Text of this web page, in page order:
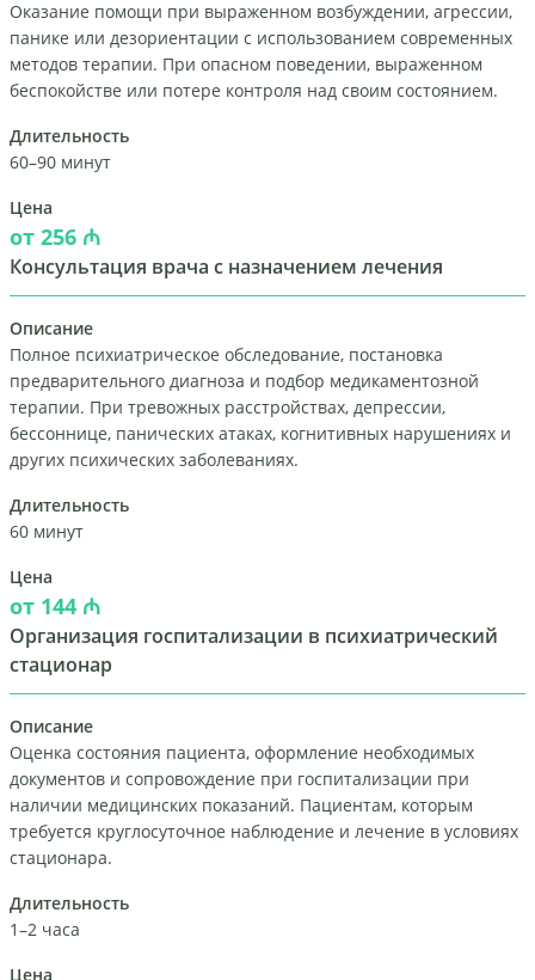
Оказание помощи при выраженном возбуждении, агрессии,
панике или дезориентации с использованием современных
методов терапии. При опасном поведении, выраженном
беспокойстве или потере контроля над своим состоянием.
Длительность
60–90 минут
Цена
от 256 ₼
Консультация врача с назначением лечения
Описание
Полное психиатрическое обследование, постановка
предварительного диагноза и подбор медикаментозной
терапии. При тревожных расстройствах, депрессии,
бессоннице, панических атаках, когнитивных нарушениях и
других психических заболеваниях.
Длительность
60 минут
Цена
от 144 ₼
Организация госпитализации в психиатрический
стационар
Описание
Оценка состояния пациента, оформление необходимых
документов и сопровождение при госпитализации при
наличии медицинских показаний. Пациентам, которым
требуется круглосуточное наблюдение и лечение в условиях
стационара.
Длительность
1–2 часа
Цена